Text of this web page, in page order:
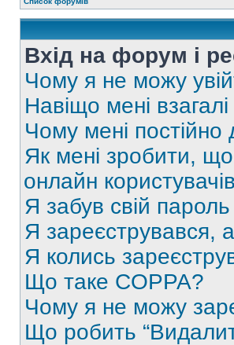
Вхід на форум і
Чому я не можу
Навіщо мені
Чому мені постійно
Як мені зробити,
онлайн
Я забув свій пароль
Я зареєструвався,
Я колись
Що таке COPPA?
Чому я не можу
Що робить